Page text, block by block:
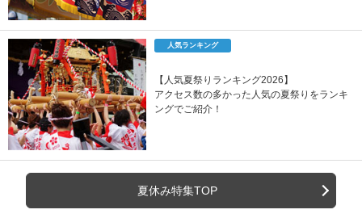
人気ランキング
【人気夏祭りランキング2026】
アクセス数の多かった人気の夏祭りをランキ
ングでご紹介！
夏休み特集TOP